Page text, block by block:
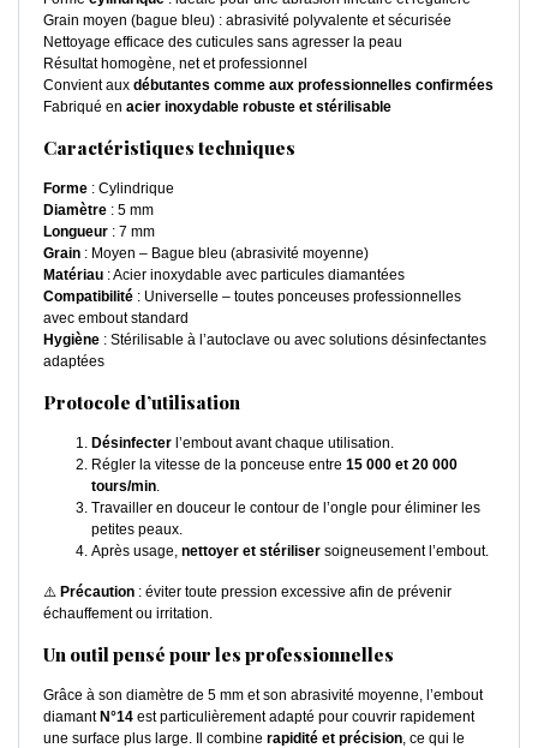
Grain moyen (bague bleu) : abrasivité polyvalente et sécurisée
Nettoyage efficace des cuticules sans agresser la peau
Résultat homogène, net et professionnel
Convient aux débutantes comme aux professionnelles confirmées
Fabriqué en acier inoxydable robuste et stérilisable
Caractéristiques techniques
Forme : Cylindrique
Diamètre : 5 mm
Longueur : 7 mm
Grain : Moyen – Bague bleu (abrasivité moyenne)
Matériau : Acier inoxydable avec particules diamantées
Compatibilité : Universelle – toutes ponceuses professionnelles
avec embout standard
Hygiène : Stérilisable à l’autoclave ou avec solutions désinfectantes
adaptées
Protocole d’utilisation
Désinfecter l’embout avant chaque utilisation.
Régler la vitesse de la ponceuse entre 15 000 et 20 000
tours/min.
Travailler en douceur le contour de l’ongle pour éliminer les
petites peaux.
Après usage, nettoyer et stériliser soigneusement l’embout.
⚠️ Précaution : éviter toute pression excessive afin de prévenir
échauffement ou irritation.
Un outil pensé pour les professionnelles
Grâce à son diamètre de 5 mm et son abrasivité moyenne, l’embout
diamantN°14 est particulièrement adapté pour couvrir rapidement
une surface plus large. Il combine rapidité et précision, ce qui le